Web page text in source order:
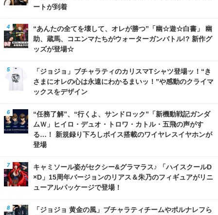
ートが到着
“あんたの全てを壊して、オレが勝つ”「幽☆遊☆白書」 幽
助、蔵馬、コエンマたちがウォーターガンバトル!? 新作グ
ッズが登場☆
「ジョジョ」ブチャラティのカリスマTシャツ登場ッ！“き
さまにオレの心は永遠にわかるまいッ！”や感動のクライマ
ックスをデザイン
“任務了解”、“行くよ、サンドロック”「新機動戦記ガンダ
ムＷ」ヒイロ・デュオ・トロワ・カトル・五飛の声がす
る…！ 新規録り下ろしボイス搭載のワイヤレスイヤホンが
登場
キャミソール姿がセクシー&グラマラス♪ 「ハイスクールD
×D」15周年バージョンのリアス＆朱乃のフィギュアがリニ
ューアルパッケージで登場！
「ジョジョ 黄金の風」ブチャラティチームやポルナレフら